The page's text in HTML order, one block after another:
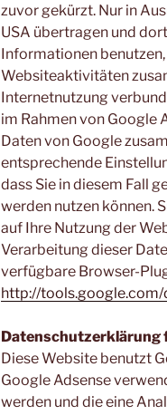
zuvor gekürzt. Nur in
USA übertragen und
Informationen
Websiteaktivitäten
Internetnutzung
im Rahmen von Google
Daten von Google
entsprechende
dass Sie in diesem Fall
werden nutzen können.
auf Ihre Nutzung der
Verarbeitung dieser
verfügbare Browser-
http://
Datenschutzerklärung
Diese Website benutzt
Google Adsense
werden und die eine